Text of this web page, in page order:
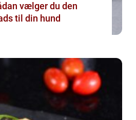
vælger du den
til din hund